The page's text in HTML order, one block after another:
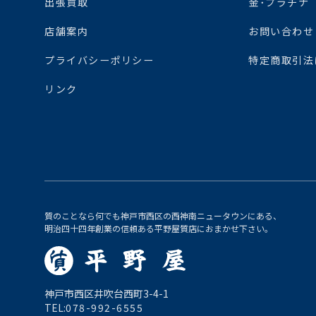
店舗案内 お問い合わせ
プライバシーポリシー 特定商取引
リンク
質のことなら何でも神戸市西区の西神南ニュータウンにある、
明治四十四年創業の信頼ある平野屋質店におまかせ下さい。
神戸市西区井吹台西町3-4-1
TEL:078-992-6555